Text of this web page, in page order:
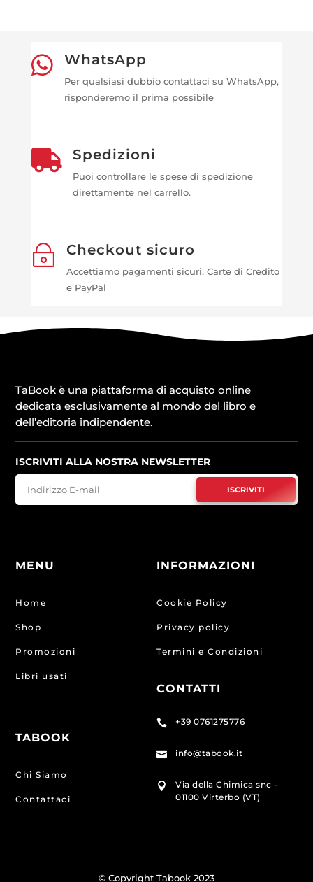
 WhatsApp
Per qualsiasi dubbio contattaci su WhatsApp,
risponderemo il prima possibile
 Spedizioni
Puoi controllare le spese di spedizione
direttamente nel carrello.
~ Checkout sicuro
Accettiamo pagamenti sicuri, Carte di Credito
e PayPal
TaBook è una piattaforma di acquisto online
dedicata esclusivamente al mondo del libro e
dell’editoria indipendente.
ISCRIVITI ALLA NOSTRA NEWSLETTER
ISCRIVITI
MENU
Home
Shop
Promozioni
Libri usati
TABOOK
Chi Siamo
Contattaci
INFORMAZIONI
Cookie Policy
Privacy policy
Termini e Condizioni
CONTATTI
 +39 0761275776
 info@tabook.it

Via della Chimica snc -
01100 Virterbo (VT)
© Copyright Tabook 2023